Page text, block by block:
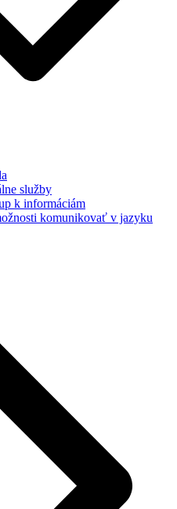
služby
k informáciám
komunikovať v jazyku